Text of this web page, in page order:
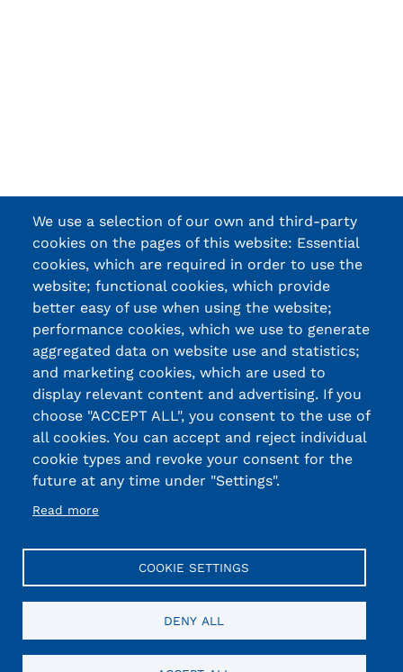
We use a selection of our own and third-party
cookies on the pages of this website: Essential
cookies, which are required in order to use the
website; functional cookies, which provide
better easy of use when using the website;
performance cookies, which we use to generate
aggregated data on website use and statistics;
and marketing cookies, which are used to
display relevant content and advertising. If you
choose "ACCEPT ALL", you consent to the use of
all cookies. You can accept and reject individual
cookie types and revoke your consent for the
future at any time under "Settings".
Read more
COOKIE SETTINGS
DENY ALL